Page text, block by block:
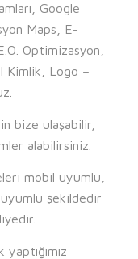
Google
Maps, E-
Optimizasyon,
Kimlik, Logo –
bize ulaşabilir,
alabilirsiniz.
mobil uyumlu,
şekildedir